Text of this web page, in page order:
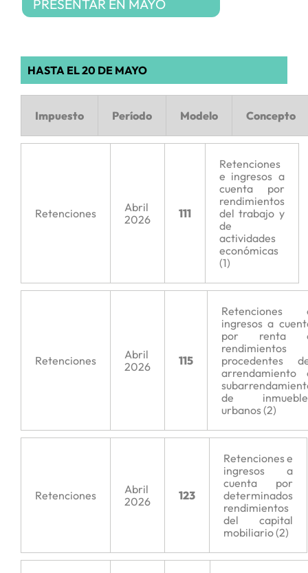
PRESENTAR EN MAYO
HASTA EL 20 DE MAYO
Impuesto Período Modelo Concepto
Retenciones
Abril
2026
111
Retenciones
e ingresos a
cuenta por
rendimientos
del trabajo y
de
actividades
económicas
(1)
Retenciones
Abril
2026
115
Retenciones
ingresos a
por renta
rendimientos
procedentes
arrendamiento
de
urbanos (2)
Retenciones
Abril
2026
123
Retenciones e
ingresos a
cuenta por
determinados
rendimientos
del capital
mobiliario (2)